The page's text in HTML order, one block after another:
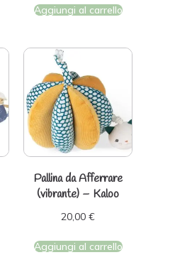
Aggiungi al carrello
Pallina da Afferrare
(vibrante) – Kaloo
20,00 €
Aggiungi al carrello